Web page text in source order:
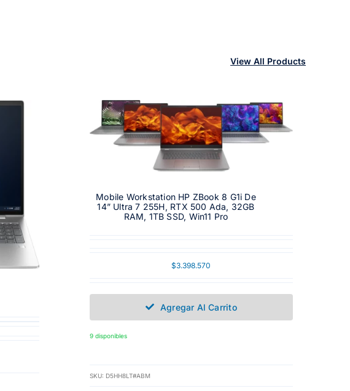
View All Products
Mobile Workstation HP ZBook 8 G1i De
14” Ultra 7 255H, RTX 500 Ada, 32GB
RAM, 1TB SSD, Win11 Pro
$3.398.570
Agregar Al Carrito
9 disponibles
SKU: D5HH8LT#ABM